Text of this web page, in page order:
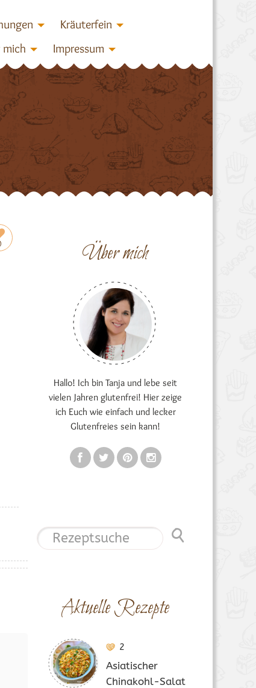
Kräuterfein
mich Impressum
Über mich
Hallo! Ich bin Tanja und lebe seit
vielen Jahren glutenfrei! Hier zeige
ich Euch wie einfach und lecker
Glutenfreies sein kann!
Aktuelle Rezepte
2
Asiatischer
Chinakohl-Salat